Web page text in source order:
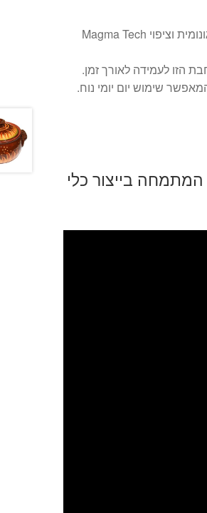
מחבתות ה-DURA אינדוקציה כוללות ידיות ארגונומית וציפוי Magma Tech
הזו לעמידה לאורך זמן.
בייצור כלי